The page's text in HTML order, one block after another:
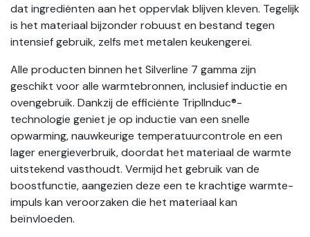
dat ingrediënten aan het oppervlak blijven kleven. Tegelijk
is het materiaal bijzonder robuust en bestand tegen
intensief gebruik, zelfs met metalen keukengerei.
Alle producten binnen het Silverline 7 gamma zijn
geschikt voor alle warmtebronnen, inclusief inductie en
ovengebruik. Dankzij de efficiënte TriplInduc®-
technologie geniet je op inductie van een snelle
opwarming, nauwkeurige temperatuurcontrole en een
lager energieverbruik, doordat het materiaal de warmte
uitstekend vasthoudt. Vermijd het gebruik van de
boostfunctie, aangezien deze een te krachtige warmte-
impuls kan veroorzaken die het materiaal kan
beïnvloeden.